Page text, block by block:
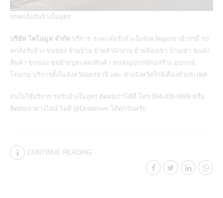
รถหกล้อรับจ้างในอุดร
บริษัท ไดโนมูฟ จำกัด บริการ รถหกล้อรับจ้างในจังหวัดอุดรธานี เรามี รถ
หกล้อรับจ้าง ขนของ ย้ายบ้าน ย้ายสำนักงาน ย้ายห้องเช่า บ้านเช่า ขนส่ง
สินค้า ขนของ ขนย้ายบูธแสดงสินค้า ขนส่งอุปกรณ์ก่อสร้าง อุปกรณ์
โรงงาน บริการทั้งในจังหวัดอุดรธานี และ ต่างจังหวัดใกล้เคียงทั่วประเทศ
สนใจใช้บริการ รถรับจ้างในอุดร ติดต่อเราได้ที่ โทร.094-438-9999 หรือ
ติดต่อเราทางไลน์ ไอดี @Dinomove ได้ทุกวันครับ
CONTINUE READING